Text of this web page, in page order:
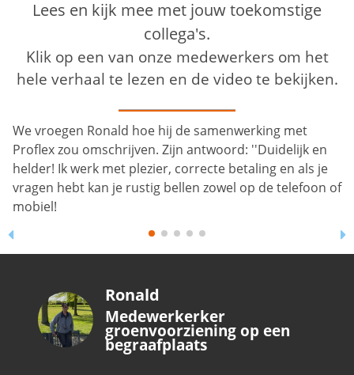
Lees en kijk mee met jouw toekomstige
collega's.
Klik op een van onze medewerkers om het
hele verhaal te lezen en de video te bekijken.
Ronald
Medewerkerker
groenvoorziening op een
begraafplaats